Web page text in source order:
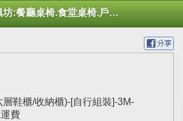
自然傢俱坊:餐廳桌椅.食堂桌椅.戶外桌椅.休閒桌椅.幼托桌椅.庭院市集陽傘
鞋櫃/收納櫃)-[自行組裝]-3M-
費